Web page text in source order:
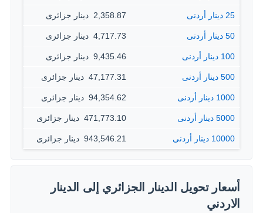
25 دينار أردنى 2,358.87 ‏ دينار جزائرى
50 دينار أردنى 4,717.73 ‏ دينار جزائرى
100 دينار أردنى 9,435.46 ‏ دينار جزائرى
500 دينار أردنى 47,177.31 ‏ دينار جزائرى
1000 دينار أردنى 94,354.62 ‏ دينار جزائرى
5000 دينار أردنى 471,773.10 ‏ دينار جزائرى
10000 دينار أردنى 943,546.21 ‏ دينار جزائرى
أسعار تحويل الدينار الجزائري إلى الدينار
الاردني